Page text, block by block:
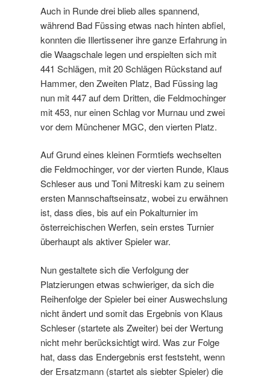
Auch in Runde drei blieb alles spannend,
während Bad Füssing etwas nach hinten abfiel,
konnten die Illertissener ihre ganze Erfahrung in
die Waagschale legen und erspielten sich mit
441 Schlägen, mit 20 Schlägen Rückstand auf
Hammer, den Zweiten Platz, Bad Füssing lag
nun mit 447 auf dem Dritten, die Feldmochinger
mit 453, nur einen Schlag vor Murnau und zwei
vor dem Münchener MGC, den vierten Platz.
Auf Grund eines kleinen Formtiefs wechselten
die Feldmochinger, vor der vierten Runde, Klaus
Schleser aus und Toni Mitreski kam zu seinem
ersten Mannschaftseinsatz, wobei zu erwähnen
ist, dass dies, bis auf ein Pokalturnier im
österreichischen Werfen, sein erstes Turnier
überhaupt als aktiver Spieler war.
Nun gestaltete sich die Verfolgung der
Platzierungen etwas schwieriger, da sich die
Reihenfolge der Spieler bei einer Auswechslung
nicht ändert und somit das Ergebnis von Klaus
Schleser (startete als Zweiter) bei der Wertung
nicht mehr berücksichtigt wird. Was zur Folge
hat, dass das Endergebnis erst feststeht, wenn
der Ersatzmann (startet als siebter Spieler) die